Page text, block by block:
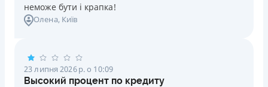
неможе бути і крапка!
Олена, Київ
23 липня 2026 р. о 10:09
Высокий процент по кредиту